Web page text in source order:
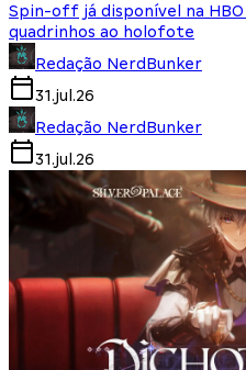
Spin-off já disponível na HBO
quadrinhos ao holofote
Redação NerdBunker
31.jul.26
Redação NerdBunker
31.jul.26